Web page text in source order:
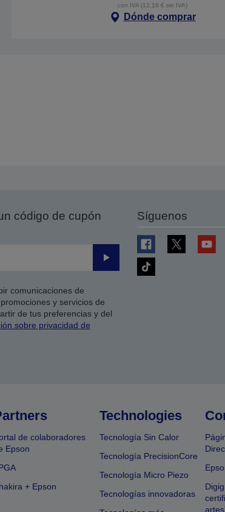
con IVA (12,16 € sin IVA)
Dónde comprar
código de cupón
Enviar
comunicaciones de
y servicios de
de tus preferencias y del
sobre privacidad de
Síguenos
de colaboradores
Epson
+ Epson
Technologies
Tecnología Sin Calor
Tecnología PrecisionCore
Tecnología Micro Piezo
Tecnologías innovadoras